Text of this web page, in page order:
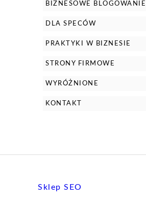
BIZNESOWE BLOGOWANIE
DLA SPECÓW
PRAKTYKI W BIZNESIE
STRONY FIRMOWE
WYRÓŻNIONE
KONTAKT
Sklep SEO